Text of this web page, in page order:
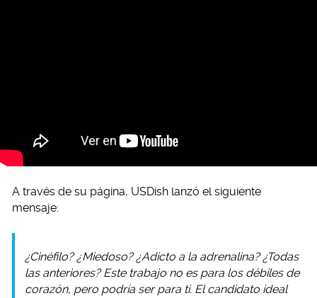
A través de su página, USDish lanzó el siguiente
mensaje:
¿Cinéfilo? ¿Miedoso? ¿Adicto a la adrenalina? ¿Todas
las anteriores? Este trabajo no es para los débiles de
corazón, pero podría ser para ti. El candidato ideal